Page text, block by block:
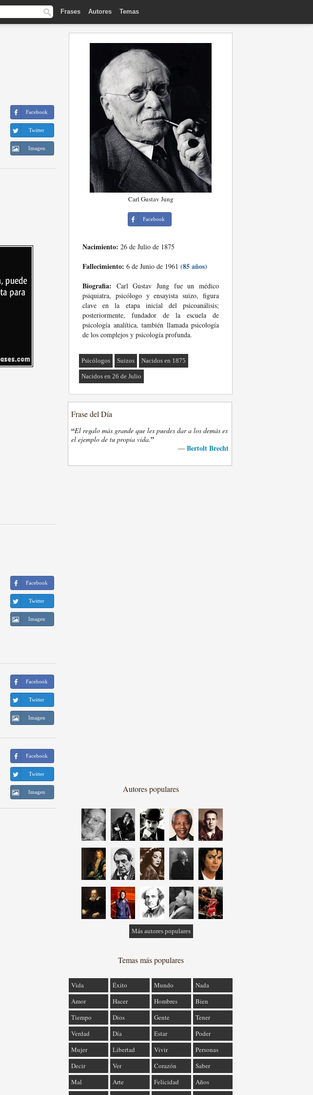
Frases Autores Temas
Facebook
Twitter
Imagen
Facebook
Twitter
Imagen
Facebook
Twitter
Imagen
Facebook
Twitter
Imagen
Carl Gustav Jung
Facebook
Nacimiento: 26 de Julio de 1875
Fallecimiento: 6 de Junio de 1961 (85 años)
Biografia: Carl Gustav Jung fue un médico
psiquiatra, psicólogo y ensayista suizo, figura
clave en la etapa inicial del psicoanálisis;
posteriormente, fundador de la escuela de
psicología analítica, también llamada psicología
de los complejos y psicología profunda.
Psicólogos Suizos Nacidos en 1875
Nacidos en 26 de Julio
Frase del Día
“El regalo más grande que les puedes dar a los demás es
el ejemplo de tu propia vida.”
— Bertolt Brecht
Autores populares
Más autores populares
Temas más populares
Vida Éxito Mundo
Nada
Amor
Hacer Hombres
Bien
Tiempo
Dios Gente
Tener
Verdad
Día Estar
Poder
Mujer
Libertad Vivir
Personas
Decir
Ver Corazón
Saber
Mal
Arte Felicidad
Años